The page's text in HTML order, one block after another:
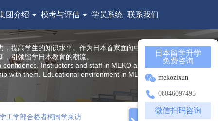
团介绍 模考与评估 学员系统 联系我们
提高学生的知识水平。作为日本首家面向中国留学生
引领留学日本教育的潮流。
Instructors and staff in MEKO are all from
with them. Educational environment in MEKO offers
工学部合格者柯同学采访
日本留学升学
免费咨询
mekozixun
08046097495
微信扫码咨询